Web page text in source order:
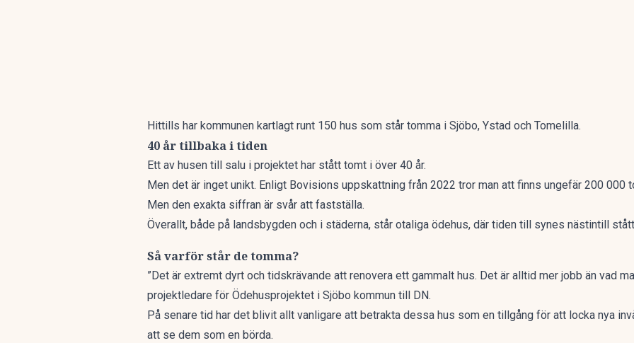
Hittills har kommunen kartlagt runt 150 hus som står tomma i Sjöbo, Ystad och Tomelilla.
40 år tillbaka i tiden
Ett av husen till salu i projektet har stått tomt i över 40 år.
Men det är inget unikt. Enligt Bovisions uppskattning från 2022 tror man att finns ungefär 200 000
Men den exakta siffran är svår att fastställa.
Överallt, både på landsbygden och i städerna, står otaliga ödehus, där tiden till synes nästintill
Så varför står de tomma?
”Det är extremt dyrt och tidskrävande att renovera ett gammalt hus. Det är alltid mer jobb än vad
projektledare för Ödehusprojektet i Sjöbo kommun till DN.
På senare tid har det blivit allt vanligare att betrakta dessa hus som en tillgång för att locka nya
att se dem som en börda.